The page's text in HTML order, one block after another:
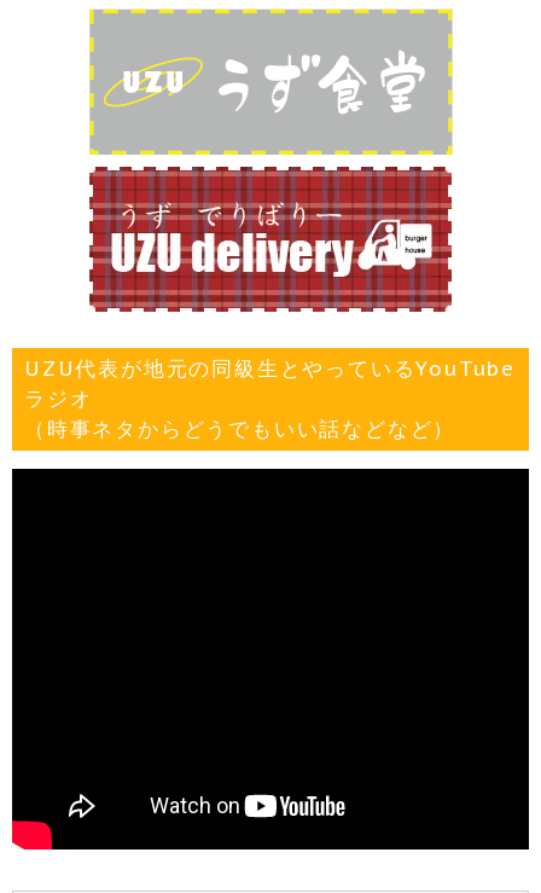
UZU代表が地元の同級生とやっているYouTube
ラジオ
（時事ネタからどうでもいい話などなど）